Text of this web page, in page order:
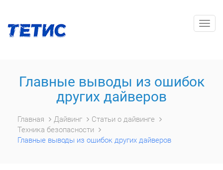
Главные выводы из ошибок
других дайверов
Главная Дайвинг
Статьи о дайвинге
Техника безопасности
Главные выводы из ошибок других дайверов